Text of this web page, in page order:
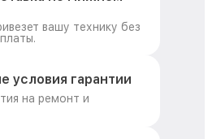
вашу технику без
условия гарантии
на ремонт и